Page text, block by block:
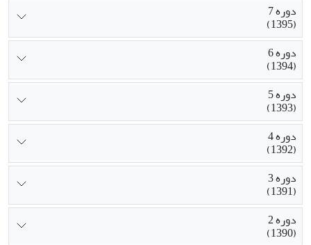
دوره 7
(1395)
دوره 6
(1394)
دوره 5
(1393)
دوره 4
(1392)
دوره 3
(1391)
دوره 2
(1390)